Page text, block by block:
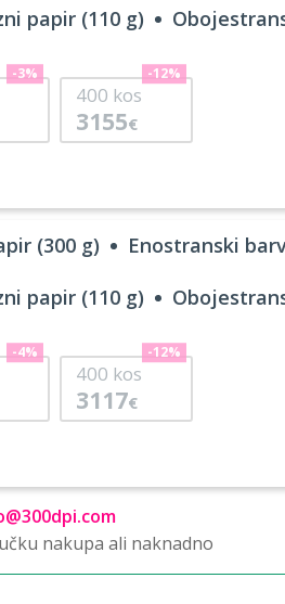
papir (110 g)
-3%
400 kos
3155€
-12%
(300 g) Enostranski
papir (110 g)
-4%
400 kos
3117€
-12%
nakupa ali naknadno